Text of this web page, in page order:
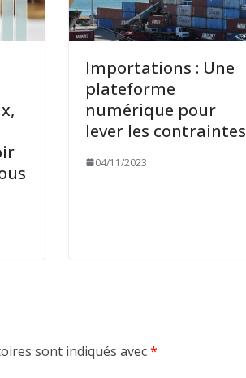
Importations : Une
plateforme
numérique pour
lever les contraintes
04/11/2023
sont indiqués avec*